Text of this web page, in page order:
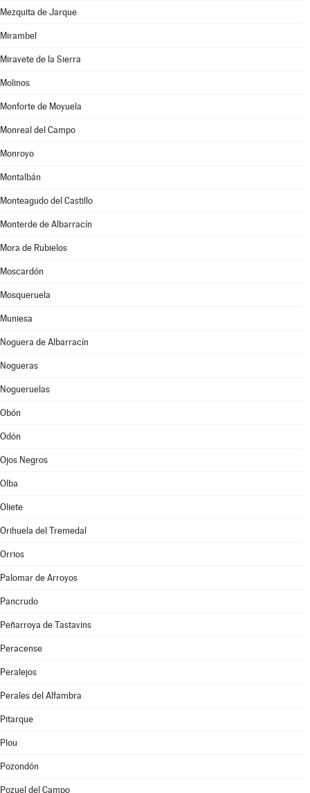
Mezquita de Jarque
Mirambel
Miravete de la Sierra
Molinos
Monforte de Moyuela
Monreal del Campo
Monroyo
Montalbán
Monteagudo del Castillo
Monterde de Albarracín
Mora de Rubielos
Moscardón
Mosqueruela
Muniesa
Noguera de Albarracín
Nogueras
Nogueruelas
Obón
Odón
Ojos Negros
Olba
Oliete
Orihuela del Tremedal
Orrios
Palomar de Arroyos
Pancrudo
Peñarroya de Tastavins
Peracense
Peralejos
Perales del Alfambra
Pitarque
Plou
Pozondón
Pozuel del Campo